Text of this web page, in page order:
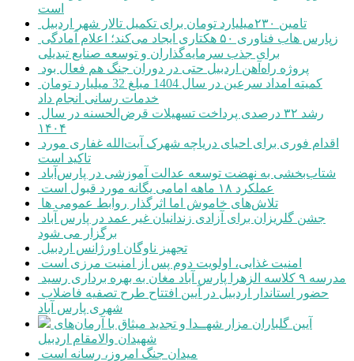
است
تامین ۲۳۰میلیارد تومان برای تکمیل تالار شهر اردبیل
برای جذب سرمایه‌گذاران و توسعه صنایع تبدیلی
پروژه راه‌آهن اردبیل حتی در دوران جنگ هم فعال بود
خدمات رسانی انجام داد
۱۴۰۴
تاکید است
شتاب‌بخشی به نهضت توسعه عدالت آموزشی در پارس‌آباد
عملکرد ۱۸ ماهه امامی یگانه مورد قبول است
تلاش‌های خاموش اما اثرگذار روابط عمومی ها
برگزار می شود
تجهیز ناوگان اورژانس اردبیل
امنیت غذایی، اولویت دوم پس از امنیت مرزی است
مدرسه ۹ کلاسه الزهرا پارس آباد مغان به بهره برداری رسید
شهری پارس آباد
شهیدان والامقام اردبیل
میدان جنگ امروز، رسانه است